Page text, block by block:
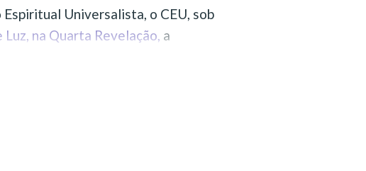
Universalista, o CEU, sob
na Quarta Revelação, a